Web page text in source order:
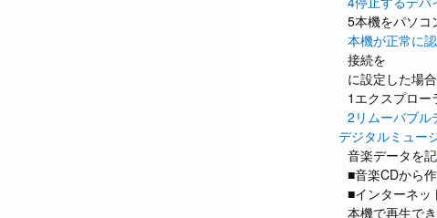
5本機をパソコ
本機が正常に
接続を
に設定した場
1エクスプロー
2リムーバブル
デジタルミュー
音楽データを
■音楽CDから
■インターネッ
本機で再生で